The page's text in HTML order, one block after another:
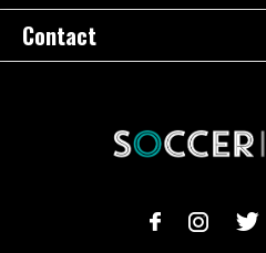
Contact